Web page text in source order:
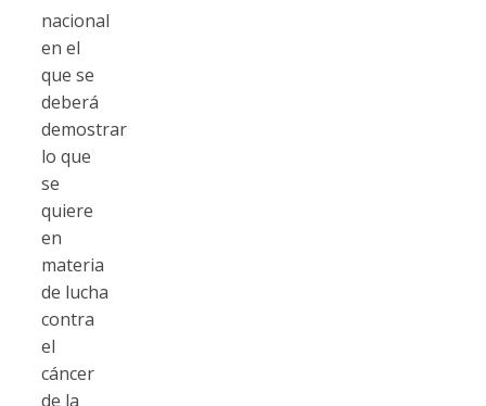
nacional
en el
que se
deberá
demostrar
lo que
se
quiere
en
materia
de lucha
contra
el
cáncer
de la